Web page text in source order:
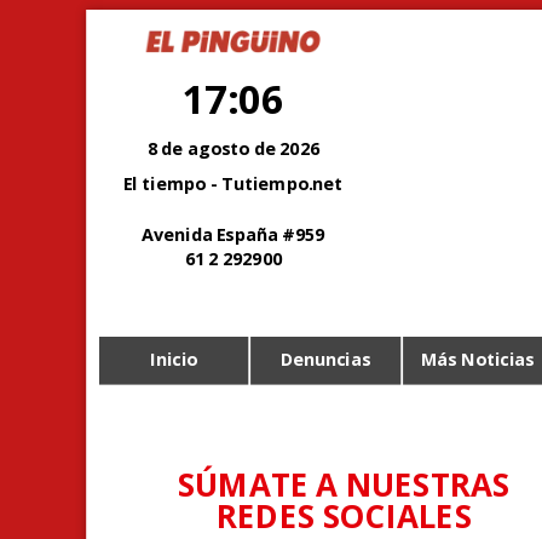
17:06
8 de agosto de 2026
El tiempo - Tutiempo.net
Avenida España #959
61 2 292900
Inicio Denuncias Más Noticias
SÚMATE A NUESTRAS
REDES SOCIALES